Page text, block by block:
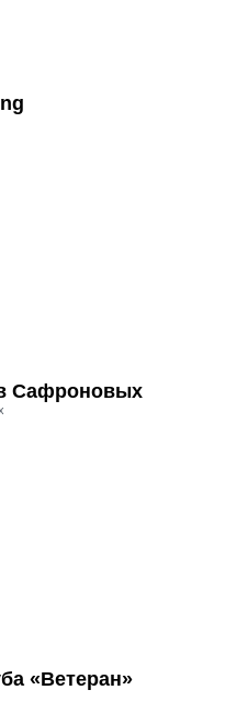
Сафроновых
«Ветеран»